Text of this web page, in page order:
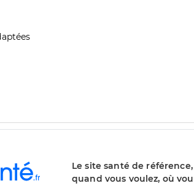
Le site santé de
quand vous voulez, où